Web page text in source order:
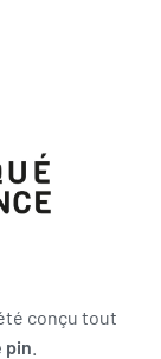
conçu tout
pin